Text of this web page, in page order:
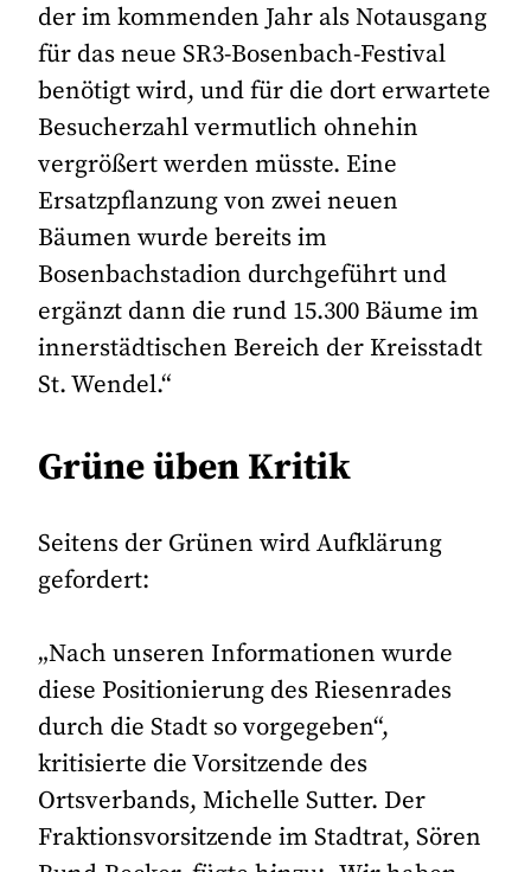
der im kommenden Jahr als Notausgang
für das neue SR3-Bosenbach-Festival
benötigt wird, und für die dort erwartete
Besucherzahl vermutlich ohnehin
vergrößert werden müsste. Eine
Ersatzpflanzung von zwei neuen
Bäumen wurde bereits im
Bosenbachstadion durchgeführt und
ergänzt dann die rund 15.300 Bäume im
innerstädtischen Bereich der Kreisstadt
St. Wendel.“
Grüne üben Kritik
Seitens der Grünen wird Aufklärung
gefordert:
„Nach unseren Informationen wurde
diese Positionierung des Riesenrades
durch die Stadt so vorgegeben“,
kritisierte die Vorsitzende des
Ortsverbands, Michelle Sutter. Der
Fraktionsvorsitzende im Stadtrat, Sören